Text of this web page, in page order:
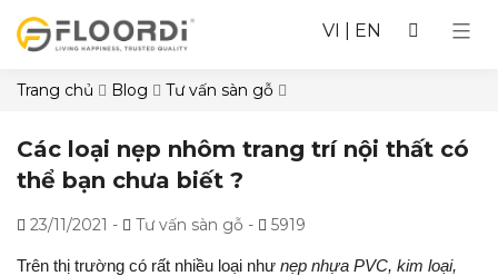
VI EN
Trang chủ Blog Tư vấn sàn gỗ
Các loại nẹp nhôm trang trí nội thất có
thể bạn chưa biết ?
23/11/2021 - Tư vấn sàn gỗ - 5919
Trên thị trường có rất nhiều loại như nẹp nhựa PVC, kim loại,